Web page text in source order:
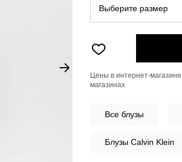
Выберите размер
Цены в интернет-
магазинах
Все блузы
Блузы Calvin Klein